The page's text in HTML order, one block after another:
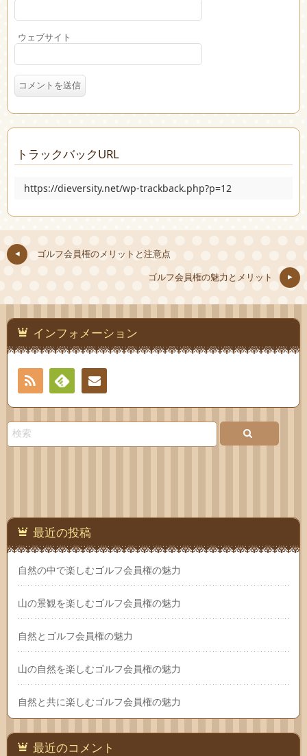
ウェブサイト
トラックバックURL
https://dieversity.net/wp-trackback.php?p=12
ゴルフ会員権のメリットと注意点
ゴルフ会員権の魅力とメリット
インフォメーション
RSS
Feedlyお問
最近の投稿
自然の中で楽しむゴルフ会員権の魅力
山の景観を楽しむゴルフ会員権の魅力
自然とゴルフ会員権の魅力
山の自然を楽しむゴルフ会員権の魅力
自然と共に楽しむゴルフ会員権の魅力
最近のコメント